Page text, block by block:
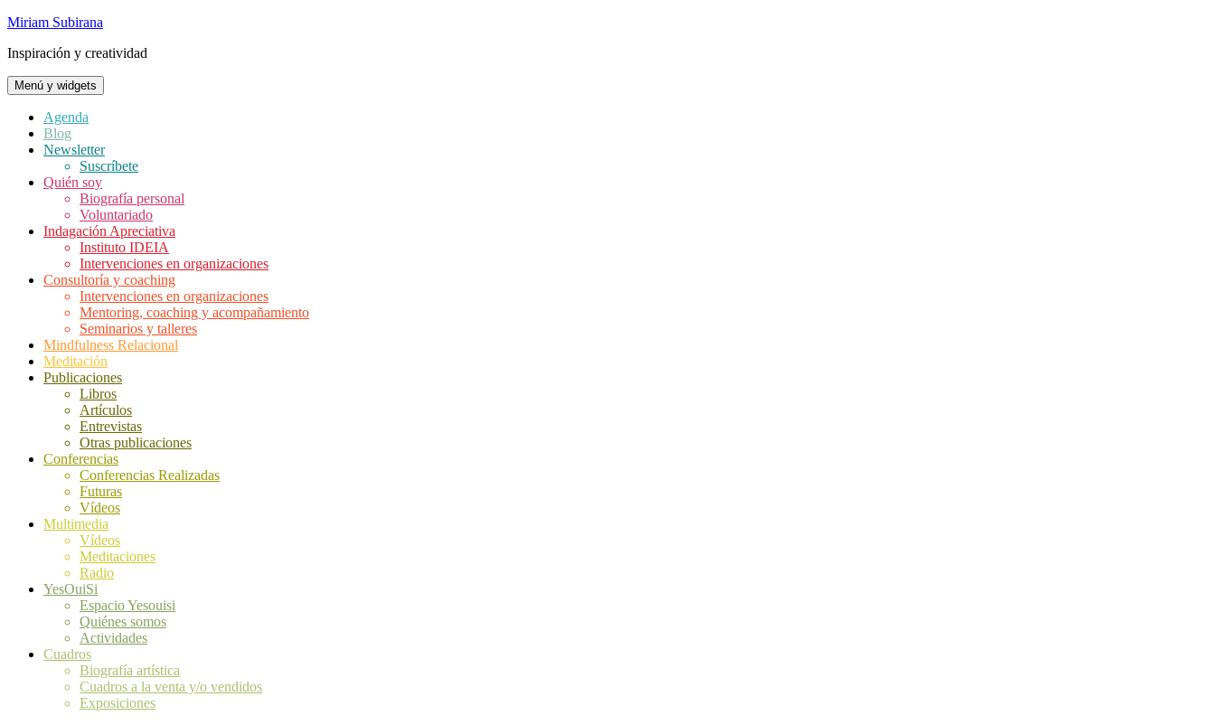
Saltar
contenido
Miriam Subirana
Inspiración y creatividad
Menú y widgets
Agenda
Blog
Newsletter
Suscríbete
Quién soy
Biografía personal
Voluntariado
Indagación Apreciativa
Instituto IDEIA
Intervenciones en organizaciones
Consultoría y coaching
Intervenciones en organizaciones
Mentoring, coaching y acompañamiento
Seminarios y talleres
Mindfulness Relacional
Meditación
Publicaciones
Libros
Artículos
Entrevistas
Otras publicaciones
Conferencias
Conferencias Realizadas
Futuras
Vídeos
Multimedia
Vídeos
Meditaciones
Radio
YesOuiSi
Espacio Yesouisi
Quiénes somos
Actividades
Cuadros
Biografía artística
Cuadros a la venta y/o vendidos
Exposiciones